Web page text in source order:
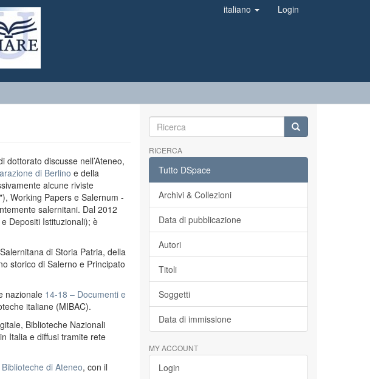
italiano Login
dottorato discusse nell’Ateneo,
di Berlino e della
alcune riviste
Working Papers e Salernum -
salernitani. Dal 2012
Depositi Istituzionali); è
di Storia Patria, della
storico di Salerno e Principato
nazionale 14-18 – Documenti e
italiane (MIBAC).
Biblioteche Nazionali
Italia e diffusi tramite rete
di Ateneo, con il
RICERCA
Tutto DSpace
Archivi & Collezioni
Data di pubblicazione
Autori
Titoli
Soggetti
Data di immissione
MY ACCOUNT
Login